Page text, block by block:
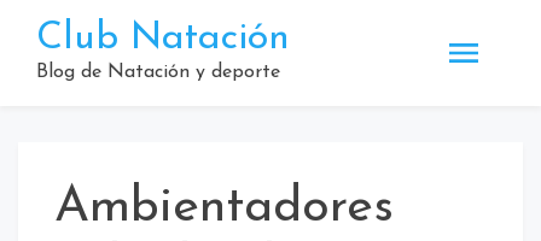
contenido
Club Natación
Blog de Natación y deporte
Ambientadores